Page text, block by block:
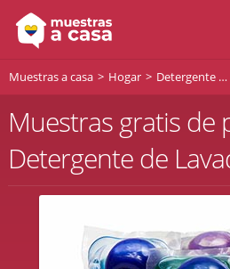
Muestras a casa Hogar Detergente Lavadora
Muestras gratis de
Detergente de